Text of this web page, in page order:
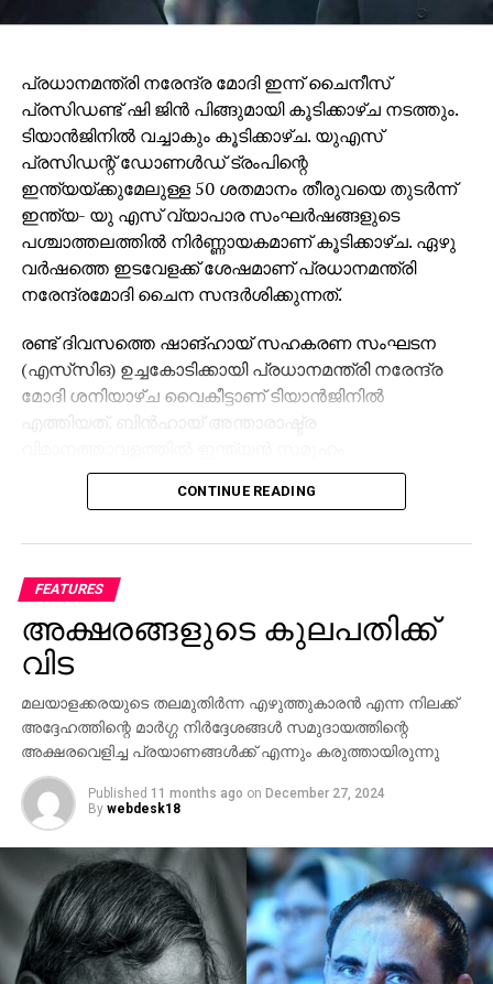
സഹായിക്കാനാണ്. അതിനിടെയാണ് എസ് ഐ ആര്‍
സിപിഎമ്മിന്റെ കപട മതേതരവാദവും ജനാധിപത്യ
സംവിധാനത്തിന് ശാപമാണ്. രാഷ്ട്രീപക്ഷപാത
നിലപാടിന്റെ പേരില്‍ സിപിഎമ്മിന്റെ ഭീഷണിയാണ്
പയ്യന്നൂരില്‍ ബിഎല്‍ഒയുടെ ആത്മഹത്യയ്ക്ക്
കാരണമെന്നും കെസി വേണുഗോപാല്‍ പറഞ്ഞു.
പ്രധാനമന്ത്രി നരേന്ദ്ര മോദി ഇന്ന് ചൈനീസ്
പ്രസിഡന്റ് ഡോണൾഡ് ട്രംപിന്റെ
ഇന്ത്യയ്ക്കുമേലുള്ള 50 ശതമാനം തീരുവയെ തുടർന്ന്
ഇന്ത്യ- യു എസ് വ്യാപാര സംഘർഷങ്ങളുടെ
പശ്ചാത്തലത്തിൽ നിർണ്ണായകമാണ് കൂടിക്കാഴ്ച. ഏഴു
വർഷത്തെ ഇടവേളക്ക് ശേഷമാണ് പ്രധാനമന്ത്രി
നരേന്ദ്രമോദി ചൈന സന്ദർശിക്കുന്നത്.
രണ്ട് ദിവസത്തെ ഷാങ്ഹായ് സഹകരണ സംഘടന
(എസ്‌സി‌ഒ) ഉച്ചകോടിക്കായി പ്രധാനമന്ത്രി നരേന്ദ്ര
എത്തിയത്. ബിൻഹായ് അന്താരാഷ്ട്ര
വിമാനത്താവളത്തിൽ ഇന്ത്യൻ സമൂഹം
നരേന്ദ്രമോദിയ്ക്ക് ഊഷ്മള സ്വീകരണം നൽകി. 2020
മെച്ചപ്പെടുത്തുന്നതിലും, വ്യാപാരത്തിലും പ്രാദേശിക
സ്ഥിരതയിലും സഹകരണം വർധിപ്പിക്കുന്നതിനുമുള്ള
രണ്ട് പ്രധാന സമ്പദ്‌വ്യവസ്ഥകളായ ഇന്ത്യയും
ചൈനയും ലോക സാമ്പത്തിക ക്രമത്തിൽ സ്ഥിരത
കൈവരിക്കുന്നതിന് ഒരുമിച്ച് പ്രവർത്തിക്കേണ്ടത്
പ്രധാനമാണെന്ന് സന്ദർശനത്തിനു മുൻപായി ജപ്പാൻ
മാധ്യമത്തിനു നൽകിയ അഭിമുഖത്തിൽ പ്രധാനമന്ത്രി
പറഞ്ഞു.
വിട
മലയാളക്കരയുടെ തലമുതിര്‍ന്ന എഴുത്തുകാരന്‍ എന്ന നിലക്ക്
അദ്ദേഹത്തിന്റെ മാര്‍ഗ്ഗ നിര്‍ദ്ദേശങ്ങള്‍ സമുദായത്തിന്റെ
അക്ഷരവെളിച്ച പ്രയാണങ്ങള്‍ക്ക് എന്നും കരുത്തായിരുന്നു
Published 11 months ago on December 27, 2024
By webdesk18